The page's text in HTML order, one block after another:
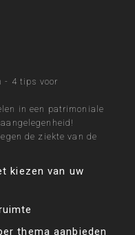
- 4 tips voor
in een patrimoniale
de ziekte van de
kiezen van uw
thema aanbieden